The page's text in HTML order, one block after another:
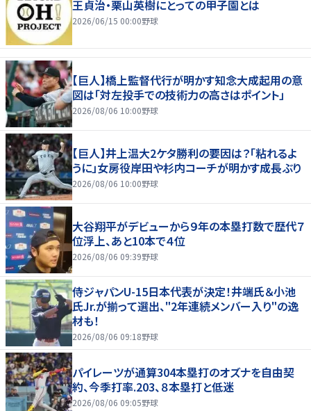
王貞治・栗山英樹にとっての甲子園とは
2026/06/15 00:00野球
【巨人】橋上監督代行が明かす知念大成起用の意
図は「対左投手での技術力の高さはポイント」
2026/08/06 10:00野球
【巨人】井上温大2ケタ勝利の要因は？「粘れるよ
うに」女房役岸田や杉内コーチが明かす成長ぶり
2026/08/06 10:00野球
大谷翔平がデビューから９年の本塁打数で歴代７
位浮上、あと10本で４位
2026/08/06 09:39野球
侍ジャパンU-15日本代表が決定！井端氏＆小池
氏Jr.が揃って選出、"2年連続メンバー入り"の逸
材も！
2026/08/06 09:18野球
パイレーツが通算304本塁打のオズナを自由契
約、今季打率.203、８本塁打と低迷
2026/08/06 09:05野球